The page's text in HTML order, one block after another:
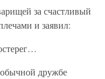
за счастливый
и заявил:
дружбе